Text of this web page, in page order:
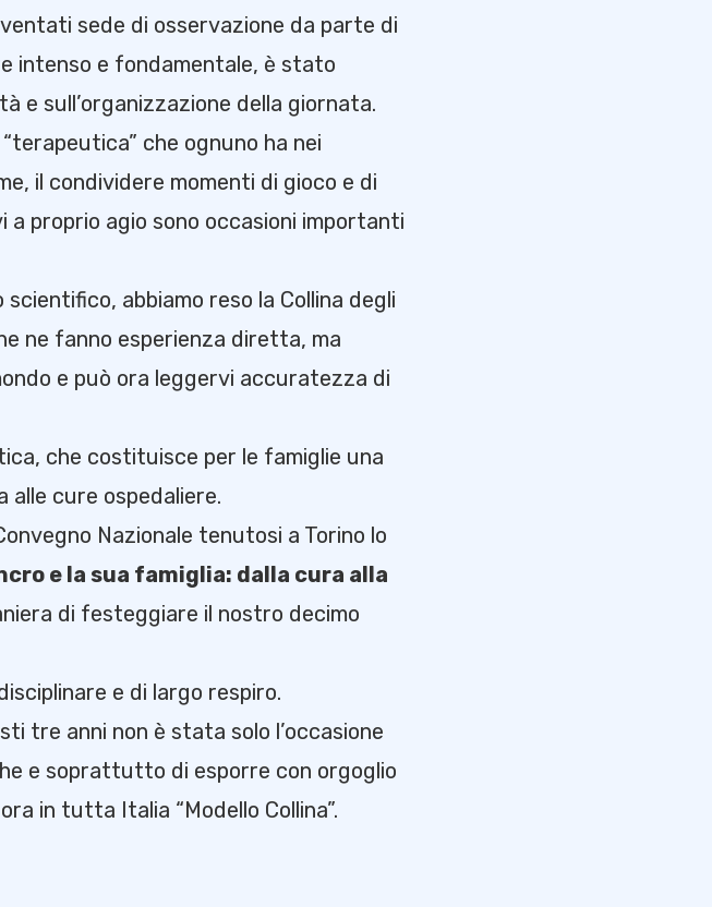
sede di osservazione da parte di
intenso e fondamentale, è stato
e sull’organizzazione della giornata.
che ognuno ha nei
il condividere momenti di gioco e di
a proprio agio sono occasioni importanti
abbiamo reso la Collina degli
ne fanno esperienza diretta, ma
e può ora leggervi accuratezza di
che costituisce per le famiglie una
alle cure ospedaliere.
Nazionale tenutosi a Torino lo
e la sua famiglia: dalla cura alla
di festeggiare il nostro decimo
e di largo respiro.
tre anni non è stata solo l’occasione
e soprattutto di esporre con orgoglio
in tutta Italia “Modello Collina”.